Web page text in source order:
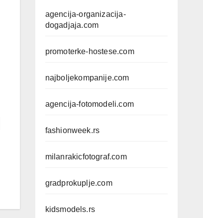
agencija-organizacija-
dogadjaja.com
promoterke-hostese.com
najboljekompanije.com
agencija-fotomodeli.com
fashionweek.rs
milanrakicfotograf.com
gradprokuplje.com
kidsmodels.rs